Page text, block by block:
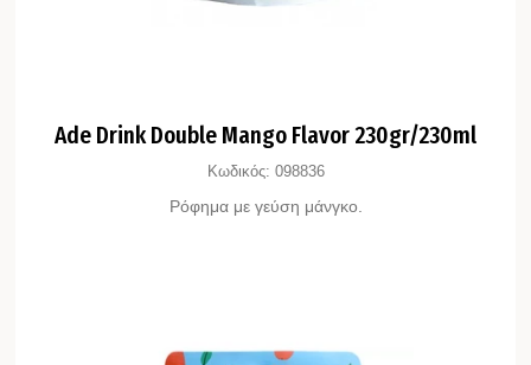
Ade Drink Double Mango Flavor 230gr/230ml
Κωδικός: 098836
Ρόφημα με γεύση μάνγκο.